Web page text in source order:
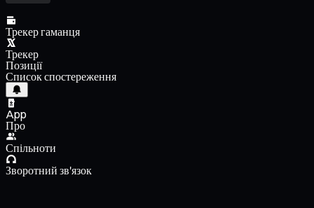
Трекер гаманця
Трекер
Позиції
Список спостереження
App
Про
Спільноти
Зворотний зв'язок